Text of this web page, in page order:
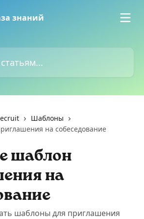
Шаблоны
на собеседование
шаблон
на
шаблоны для приглашения